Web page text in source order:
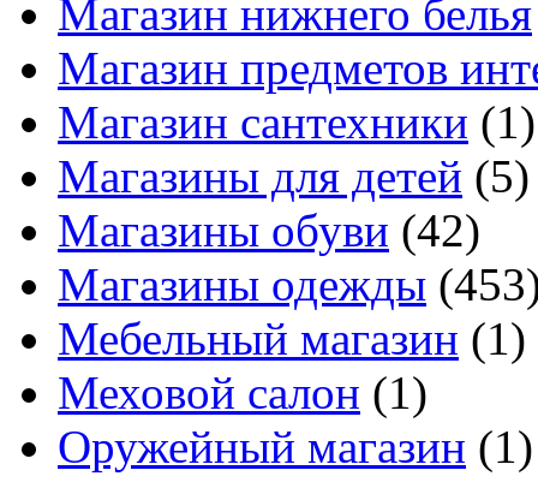
Магазин нижнего белья
Магазин предметов
Магазин сантехники (1)
Магазины для детей (5)
Магазины обуви (42)
Магазины одежды
Мебельный магазин (1)
Меховой салон (1)
Оружейный магазин (1)